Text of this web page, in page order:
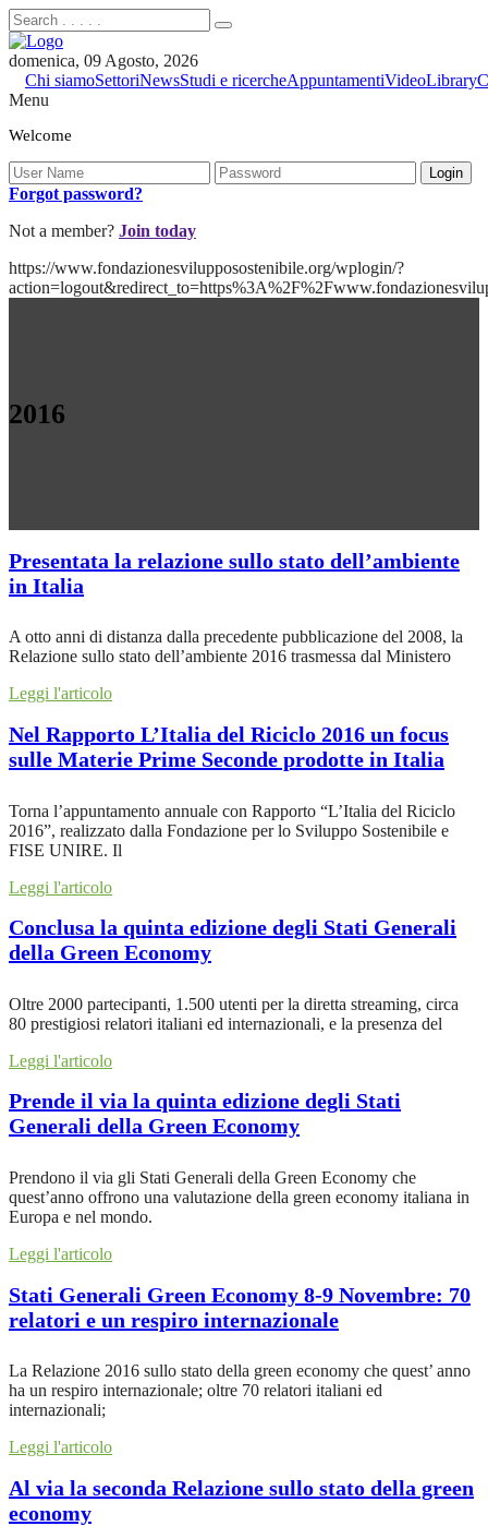
domenica, 09 Agosto, 2026
Chi siamoSettoriNewsStudi e ricercheAppuntamentiVideoLibrary
Menu
Welcome
Forgot password?
Not a member? Join today
https://www.fondazionesvilupposostenibile.org/wplogin/?
2016
Presentata la relazione sullo stato dell’ambiente
in Italia
A otto anni di distanza dalla precedente pubblicazione del 2008, la
Relazione sullo stato dell’ambiente 2016 trasmessa dal Ministero
Leggi l'articolo
Nel Rapporto L’Italia del Riciclo 2016 un focus
sulle Materie Prime Seconde prodotte in Italia
Torna l’appuntamento annuale con Rapporto “L’Italia del Riciclo
2016”, realizzato dalla Fondazione per lo Sviluppo Sostenibile e
FISE UNIRE. Il
Leggi l'articolo
Conclusa la quinta edizione degli Stati Generali
della Green Economy
Oltre 2000 partecipanti, 1.500 utenti per la diretta streaming, circa
80 prestigiosi relatori italiani ed internazionali, e la presenza del
Leggi l'articolo
Prende il via la quinta edizione degli Stati
Generali della Green Economy
Prendono il via gli Stati Generali della Green Economy che
quest’anno offrono una valutazione della green economy italiana in
Europa e nel mondo.
Leggi l'articolo
Stati Generali Green Economy 8-9 Novembre: 70
relatori e un respiro internazionale
La Relazione 2016 sullo stato della green economy che quest’ anno
ha un respiro internazionale; oltre 70 relatori italiani ed
internazionali;
Leggi l'articolo
Al via la seconda Relazione sullo stato della green
economy